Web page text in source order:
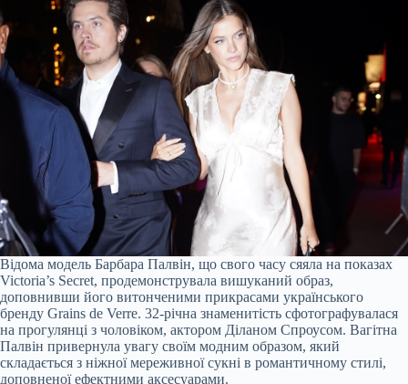
Відома модель Барбара Палвін, що свого часу сяяла на показах
Victoria’s Secret, продемонструвала вишуканий образ,
доповнивши його витонченими прикрасами українського
бренду Grains de Verre. 32-річна знаменитість сфотографувалася
на прогулянці з чоловіком, актором Діланом Спроусом. Вагітна
Палвін привернула увагу своїм модним образом, який
складається з ніжної мереживної сукні в романтичному стилі,
доповненої ефектними аксесуарами.